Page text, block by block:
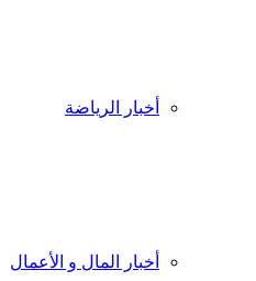
أخبار الرياضة
أخبار المال و الأعمال